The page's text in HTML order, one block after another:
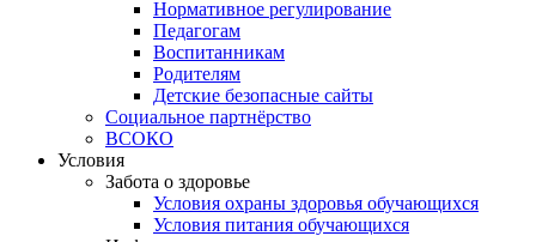
Нормативное регулирование
Педагогам
Воспитанникам
Родителям
Детские безопасные сайты
Социальное партнёрство
ВСОКО
Условия
Забота о здоровье
Условия охраны здоровья обучающихся
Условия питания обучающихся